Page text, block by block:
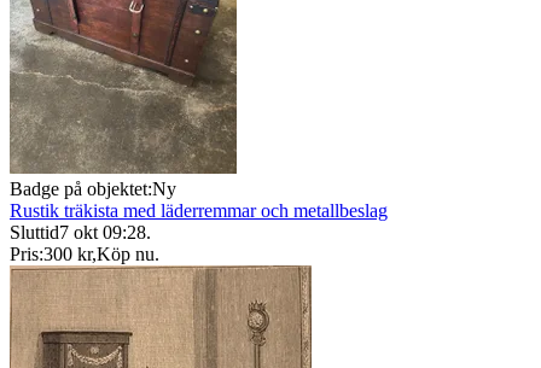
Badge på objektet:Ny
Rustik träkista med läderremmar och metallbeslag
Sluttid7 okt 09:28.
Pris:300 kr,Köp nu.